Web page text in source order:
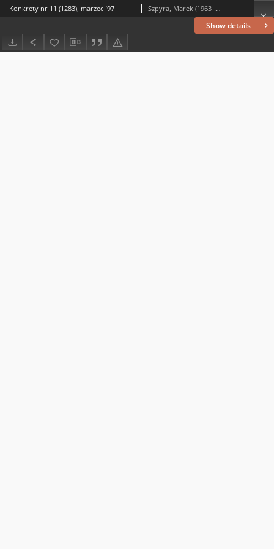
Show details
Konkrety nr 11 (1283), marzec `97 Szpyra, Marek (1963– ) (red. nacz.)